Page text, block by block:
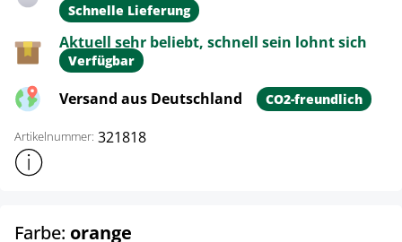
Schnelle Lieferung
Aktuell sehr beliebt, schnell sein lohnt sich
Verfügbar
Versand aus Deutschland CO2-freundlich
Artikelnummer: 321818
Weitere Produktinformationen anzeigen
Farbe: orange